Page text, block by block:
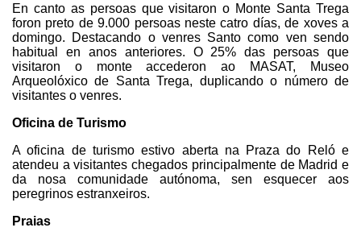
En canto as persoas que visitaron o Monte Santa Trega
foron preto de 9.000 persoas neste catro días, de xoves a
domingo. Destacando o venres Santo como ven sendo
habitual en anos anteriores. O 25% das persoas que
visitaron o monte accederon ao MASAT, Museo
Arqueolóxico de Santa Trega, duplicando o número de
visitantes o venres.
Oficina de Turismo
A oficina de turismo estivo aberta na Praza do Reló e
atendeu a visitantes chegados principalmente de Madrid e
da nosa comunidade autónoma, sen esquecer aos
peregrinos estranxeiros.
Praias